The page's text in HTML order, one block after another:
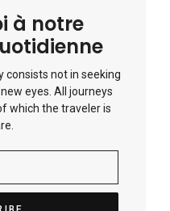
à notre
consists not in seeking
eyes. All journeys
which the traveler is